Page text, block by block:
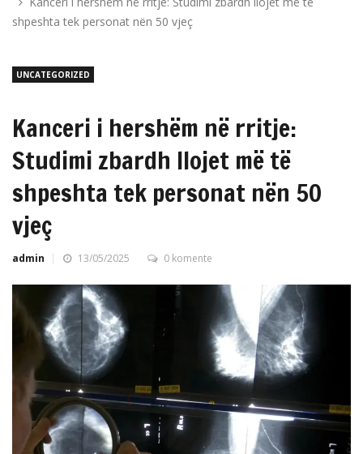
shpeshta tek personat nën 50 vjeç
UNCATEGORIZED
Kanceri i hershëm në rritje:
Studimi zbardh llojet më të
shpeshta tek personat nën 50
vjeç
admin 13/05/2025 0 komente